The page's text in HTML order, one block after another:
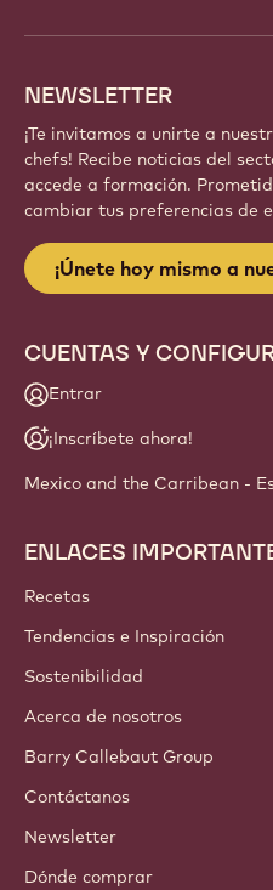
NEWSLETTER
¡Te invitamos a unirte a
chefs! Recibe noticias del
accede a formación.
cambiar tus preferencias de
¡Únete hoy mismo a
CUENTAS Y
Entrar
¡Inscríbete ahora!
Mexico and the Carribean -
Footer
Callebaut
ENLACES
Recetas
Tendencias e Inspiración
Sostenibilidad
Acerca de nosotros
Barry Callebaut Group
Contáctanos
Newsletter
Dónde comprar